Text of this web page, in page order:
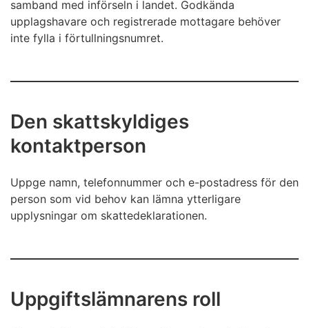
samband med införseln i landet. Godkända
upplagshavare och registrerade mottagare behöver
inte fylla i förtullningsnumret.
Den skattskyldiges
kontaktperson
Uppge namn, telefonnummer och e-postadress för den
person som vid behov kan lämna ytterligare
upplysningar om skattedeklarationen.
Uppgiftslämnarens roll